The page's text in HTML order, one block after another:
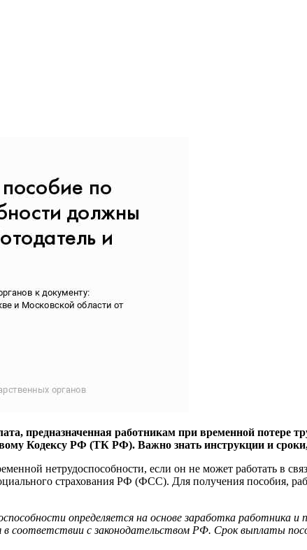
предназначенная работникам при временной потере
Кодексу РФ (ТК РФ). Важно знать инструкции и
нетрудоспособности, если он не может работать в
страхования РФ (ФСС). Для получения пособия,
определяется на основе заработка работника
соответствии с законодательством РФ. Срок выплаты